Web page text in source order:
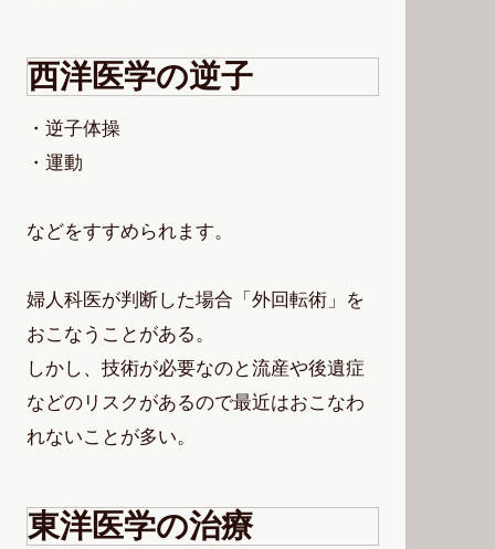
西洋医学の逆子
・逆子体操
・運動
などをすすめられます。
婦人科医が判断した場合「外回転術」を
おこなうことがある。
しかし、技術が必要なのと流産や後遺症
などのリスクがあるので最近はおこなわ
れないことが多い。
東洋医学の治療